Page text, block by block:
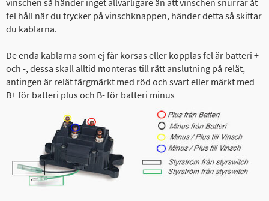
fel håll när du trycker på vinschknappen, händer detta så skiftar
du kablarna.
De enda kablarna som ej får korsas eller kopplas fel är batteri +
och -, dessa skall alltid monteras till rätt anslutning på relät,
antingen är relät färgmärkt med röd och svart eller märkt med
B+ för batteri plus och B- för batteri minus